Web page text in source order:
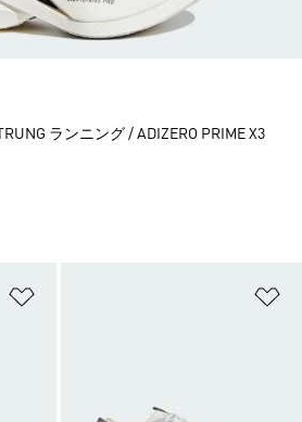
ランニング / ADIZERO PRIME X3